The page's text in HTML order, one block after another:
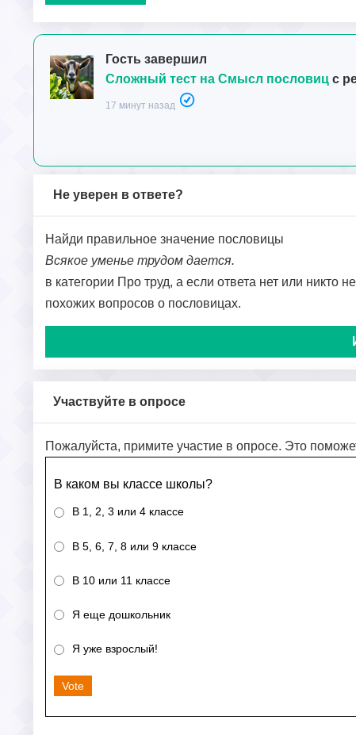
Гость завершил
Сложный тест на Смысл пословиц с
17 минут назад
Не уверен в ответе?
Найди правильное значение пословицы
Всякое уменье трудом дается.
в категории Про труд, а если ответа нет или никто
похожих вопросов о пословицах.
Участвуйте в опросе
Пожалуйста, примите участие в опросе. Это
В каком вы классе школы?
В 1, 2, 3 или 4 классе
В 5, 6, 7, 8 или 9 классе
В 10 или 11 классе
Я еще дошкольник
Я уже взрослый!
Vote